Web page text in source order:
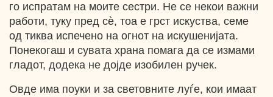
го испратам на моите сестри. Не се некои важни
работи, туку пред сѐ, тоа е грст искуства, семе
од тиква испечено на огнот на искушенијата.
Понекогаш и сувата храна помага да се измами
гладот, додека не дојде изобилен ручек.
Овде има поуки и за световните луѓе, кои имаат